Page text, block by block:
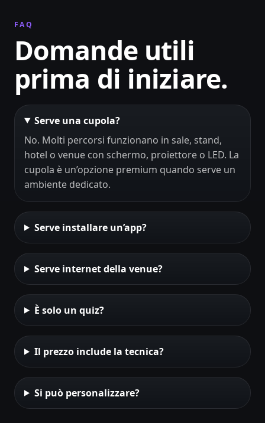
FAQ
Domande utili
prima di iniziare.
Serve una cupola?
No. Molti percorsi funzionano in sale, stand,
hotel o venue con schermo, proiettore o LED. La
cupola è un’opzione premium quando serve un
ambiente dedicato.
Serve installare un’app?
Serve internet della venue?
È solo un quiz?
Il prezzo include la tecnica?
Si può personalizzare?